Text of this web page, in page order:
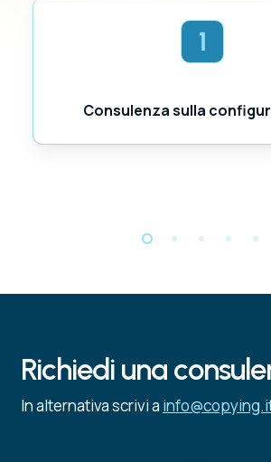
Consulenza sulla
Richiedi una
In alternativa scrivi a